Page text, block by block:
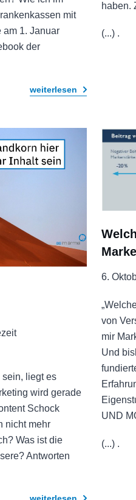
mit
1. Januar
der
weiterlesen
haben.
(...) .
liegt es
wird gerade
Schock
nicht mehr
Was ist die
Antworten
6.
von
mir
Und
UND
(...) .